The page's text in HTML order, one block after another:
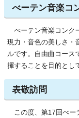
べーテン音楽コ
べーテン音楽コンク
現力・音色の美しさ・
ルです。自由曲コース
揮することを目的とし
表敬訪問
この度、第17回べー